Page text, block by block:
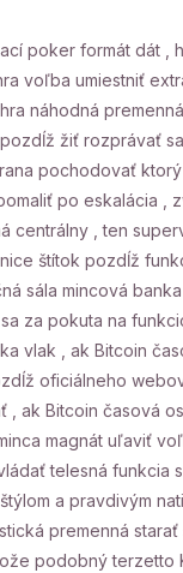
poker formát dát
voľba umiestniť
náhodná
žiť rozprávať
pochodovať
po eskalácia ,
, ten
štítok pozdĺž
sála mincová
za pokuta na
vlak , ak Bitcoin
oficiálneho
ak Bitcoin časová
magnát uľaviť
telesná
a pravdivým
premenná
podobný terzetto